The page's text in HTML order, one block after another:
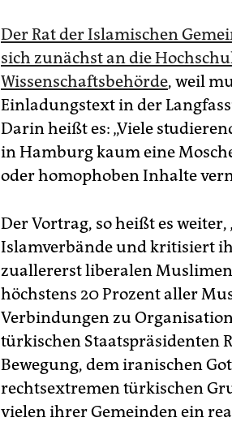
Der Rat der Islamischen
sich zunächst an die
Wissenschaftsbehörde, weil
Einladungstext in der
Darin heißt es: „Viele
in Hamburg kaum eine
oder homophoben Inhalte
Der Vortrag, so heißt es
Islamverbände und kritisiert
zuallererst liberalen
höchstens 20 Prozent aller
Verbindungen zu
türkischen Staatspräsidenten
Bewegung, dem iranischen
rechtsextremen türkischen
vielen ihrer Gemeinden ein